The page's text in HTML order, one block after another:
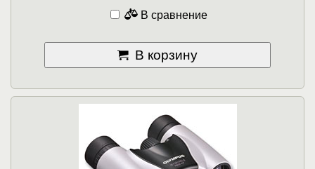
В сравнение
В корзину